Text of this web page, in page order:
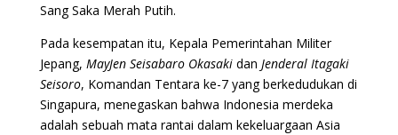
Sang Saka Merah Putih.
Pada kesempatan itu, Kepala Pemerintahan Militer
Jepang, MayJen Seisabaro Okasaki dan Jenderal Itagaki
Seisoro, Komandan Tentara ke-7 yang berkedudukan di
Singapura, menegaskan bahwa Indonesia merdeka
adalah sebuah mata rantai dalam kekeluargaan Asia